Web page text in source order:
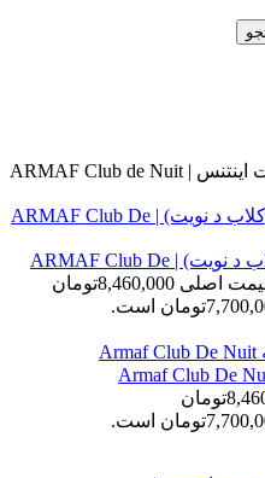
عطر آرماف کلاب د نویت اینتنس | ARMAF Club de Nuit
عطر آرماف کلاب د نایت زنانه (کلاب د نویت) | ARMAF Club De
قیمت اصلی 8,460,000تومان
قیمت اصلی 8,460,000تومان